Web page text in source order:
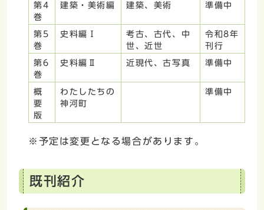
第4
巻
建築・美術編 建築、美術 準備中
第5
巻
史料編Ⅰ
考古、古代、中
世、近世
令和8年
刊行
第6
巻
史料編Ⅱ 近現代、古写真 準備中
概
要
版
わたしたちの
神河町
準備中
※予定は変更となる場合があります。
既刊紹介